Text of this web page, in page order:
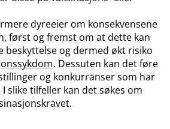
dyreeier om konsekvensene
først og fremst om at dette kan
og dermed økt risiko
. Dessuten kan det føre
og konkurranser som har
slike tilfeller kan det søkes om